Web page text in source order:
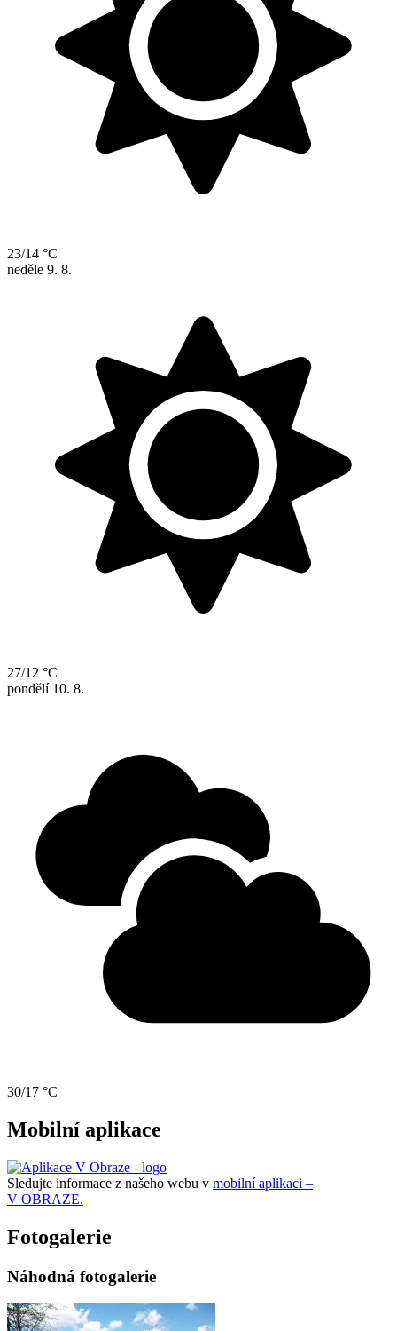
23/14 °C
neděle 9. 8.
27/12 °C
pondělí 10. 8.
30/17 °C
Mobilní aplikace
Sledujte informace z našeho webu v mobilní aplikaci –
V OBRAZE.
Fotogalerie
Náhodná fotogalerie